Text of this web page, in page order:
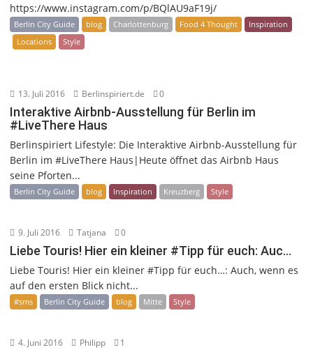
https://www.instagram.com/p/BQlAU9aF19j/
Berlin City Guide blog Charlottenburg Food 4 Thought
Inspiration
Locations
Style
13. Juli 2016 Berlinspiriert.de 0
Interaktive Airbnb-Ausstellung für Berlin im
#LiveThere Haus
Berlinspiriert Lifestyle: Die Interaktive Airbnb-Ausstellung für
Berlin im #LiveThere Haus|Heute öffnet das Airbnb Haus
seine Pforten...
Berlin City Guide blog Inspiration Kreuzberg Style
9. Juli 2016 Tatjana 0
Liebe Touris! Hier ein kleiner #Tipp für euch: Auc…
Liebe Touris! Hier ein kleiner #Tipp für euch…: Auch, wenn es
auf den ersten Blick nicht...
#sms Berlin City Guide blog Mitte Style
4. Juni 2016 Philipp 1